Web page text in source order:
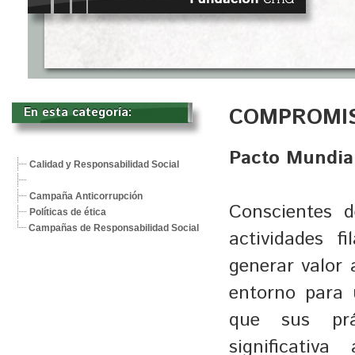
Pacto
Conscientes
actividades
generar valor
entorno para
que sus
En esta categoría:
Calidad y Responsabilidad Social
Campaña Anticorrupción
Políticas de ética
Campañas de Responsabilidad Social